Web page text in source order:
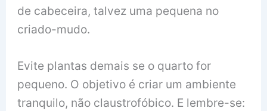
de cabeceira, talvez uma pequena no
criado-mudo.
Evite plantas demais se o quarto for
pequeno. O objetivo é criar um ambiente
tranquilo, não claustrofóbico. E lembre-se: